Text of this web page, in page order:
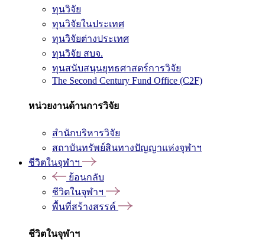
ทุนวิจัย
ทุนวิจัยในประเทศ
ทุนวิจัยต่างประเทศ
ทุนวิจัย สบจ.
ทุนสนับสนุนยุทธศาสตร์การวิจัย
The Second Century Fund Office (C2F)
หน่วยงานด้านการวิจัย
สำนักบริหารวิจัย
สถาบันทรัพย์สินทางปัญญาแห่งจุฬาฯ
ชีวิตในจุฬาฯ
ย้อนกลับ
ชีวิตในจุฬาฯ
พื้นที่สร้างสรรค์
ชีวิตในจุฬาฯ